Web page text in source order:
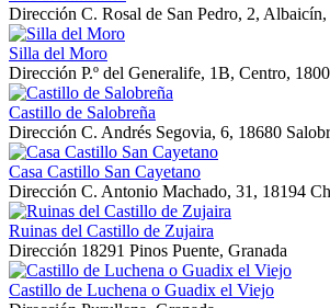
Dirección C. Rosal de San Pedro, 2,
Silla del Moro
Dirección P.º del Generalife, 1B, Centro,
Castillo de Salobreña
Dirección C. Andrés Segovia, 6, 18680
Casa Castillo San Cayetano
Dirección C. Antonio Machado, 31, 18194
Ruinas del Castillo de Zujaira
Dirección 18291 Pinos Puente, Granada
Castillo de Luchena o Guadix el Viejo